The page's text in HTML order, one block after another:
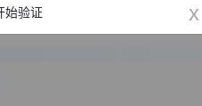
始验证 x